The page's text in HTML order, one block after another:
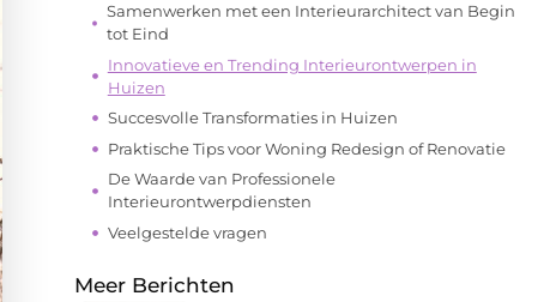
Samenwerken met een Interieurarchitect van Begin
tot Eind
Innovatieve en Trending Interieurontwerpen in
Huizen
Succesvolle Transformaties in Huizen
Praktische Tips voor Woning Redesign of Renovatie
De Waarde van Professionele
Interieurontwerpdiensten
Veelgestelde vragen
Meer Berichten